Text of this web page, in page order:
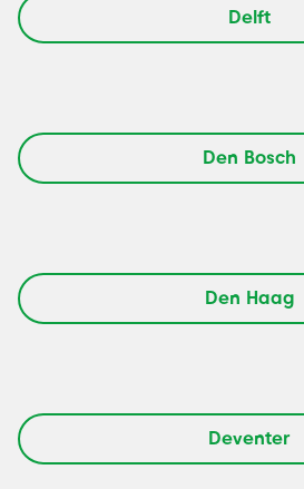
Delft
Den Bosch
Den Haag
Deventer